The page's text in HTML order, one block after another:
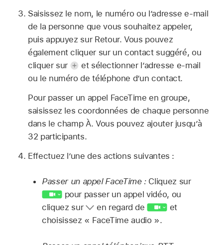
Saisissez le nom, le numéro ou l’adresse e-mail
de la personne que vous souhaitez appeler,
puis appuyez sur Retour. Vous pouvez
également cliquer sur un contact suggéré, ou
cliquer sur
et sélectionner l’adresse e-mail
ou le numéro de téléphone d’un contact.
Pour passer un appel FaceTime en groupe,
saisissez les coordonnées de chaque personne
dans le champ À. Vous pouvez ajouter jusqu’à
32 participants.
Effectuez l’une des actions suivantes :
Passer un appel FaceTime :Cliquez sur
pour passer un appel vidéo, ou
cliquez sur
en regard de
et
choisissez « FaceTime audio ».